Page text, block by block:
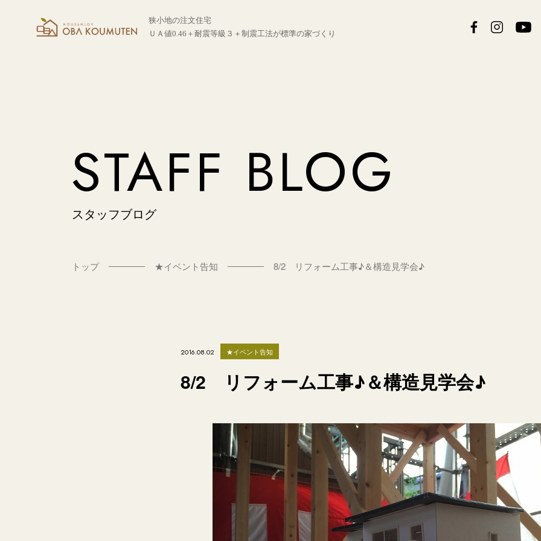
狭小地の注文住宅
ＵＡ値0.46＋耐震等級３＋制震工法が標準の家づくり
STAFF BLOG
スタッフブログ
トップ ★イベント告知 8/2 リフォーム工事♪＆構造見学会♪
2016.08.02 ★イベント告知
8/2 リフォーム工事♪＆構造見学会♪